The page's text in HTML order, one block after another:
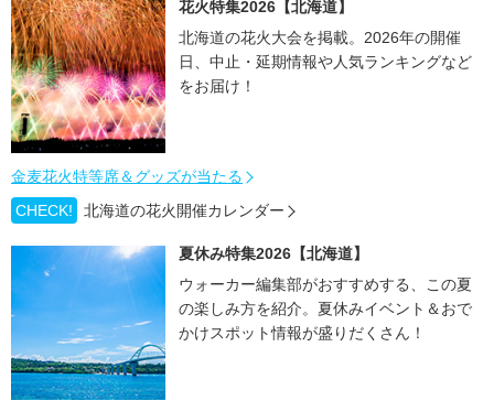
花火特集2026【北海道】
北海道の花火大会を掲載。2026年の開催
日、中止・延期情報や人気ランキングなど
をお届け！
金麦花火特等席＆グッズが当たる
CHECK!
北海道の花火開催カレンダー
夏休み特集2026【北海道】
ウォーカー編集部がおすすめする、この夏
の楽しみ方を紹介。夏休みイベント＆おで
かけスポット情報が盛りだくさん！